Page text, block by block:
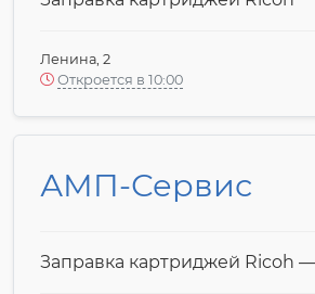
Ленина, 2
Откроется в 10:00
АМП-Сервис
Заправка картриджей Ricoh